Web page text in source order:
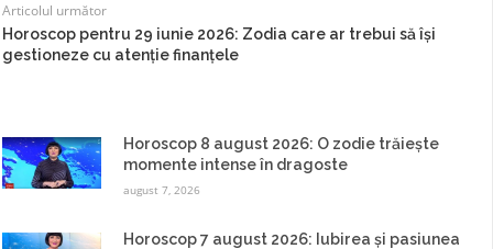
Articolul următor
Horoscop pentru 29 iunie 2026: Zodia care ar trebui să își
gestioneze cu atenție finanțele
Horoscop 8 august 2026: O zodie trăiește
momente intense în dragoste
august 7, 2026
Horoscop 7 august 2026: Iubirea și pasiunea